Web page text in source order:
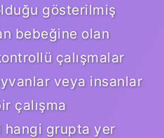
gösterilmiş
bebeğine olan
çalışmalar
veya insanlar
çalışma
hangi grupta yer